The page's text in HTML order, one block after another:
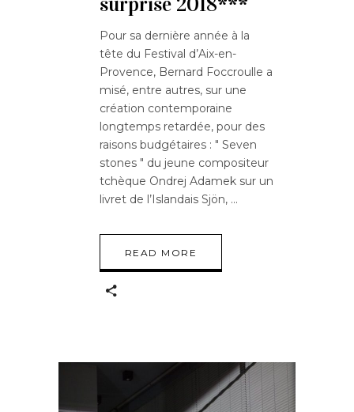
Pour sa dernière année à la
tête du Festival d’Aix-en-
Provence, Bernard Foccroulle a
misé, entre autres, sur une
création contemporaine
longtemps retardée, pour des
raisons budgétaires : " Seven
stones " du jeune compositeur
tchèque Ondrej Adamek sur un
livret de l’Islandais Sjön,
READ MORE